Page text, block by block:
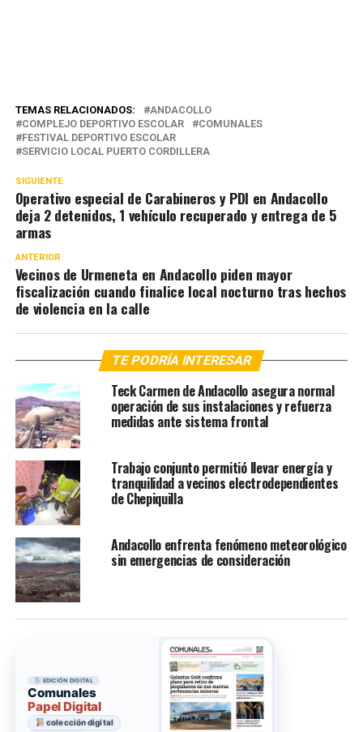
TEMAS RELACIONADOS:
ANDACOLLO
COMPLEJO DEPORTIVO ESCOLAR
COMUNALES
FESTIVAL DEPORTIVO ESCOLAR
SERVICIO LOCAL PUERTO CORDILLERA
SIGUIENTE
Operativo especial de Carabineros y PDI en Andacollo
deja 2 detenidos, 1 vehículo recuperado y entrega de 5
armas
ANTERIOR
Vecinos de Urmeneta en Andacollo piden mayor
fiscalización cuando finalice local nocturno tras hechos
de violencia en la calle
TE PODRÍA INTERESAR
Teck Carmen de Andacollo asegura normal
operación de sus instalaciones y refuerza
medidas ante sistema frontal
Trabajo conjunto permitió llevar energía y
tranquilidad a vecinos electrodependientes
de Chepiquilla
Andacollo enfrenta fenómeno meteorológico
sin emergencias de consideración
EDICIÓN DIGITAL
Comunales
Papel Digital
colección digital